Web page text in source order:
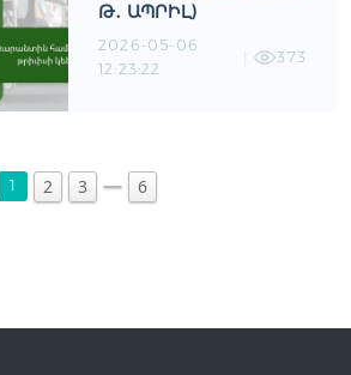
Թ․ ԱՊՐԻԼ)
2026-05-06
12:23:22
373
1 2 3 6